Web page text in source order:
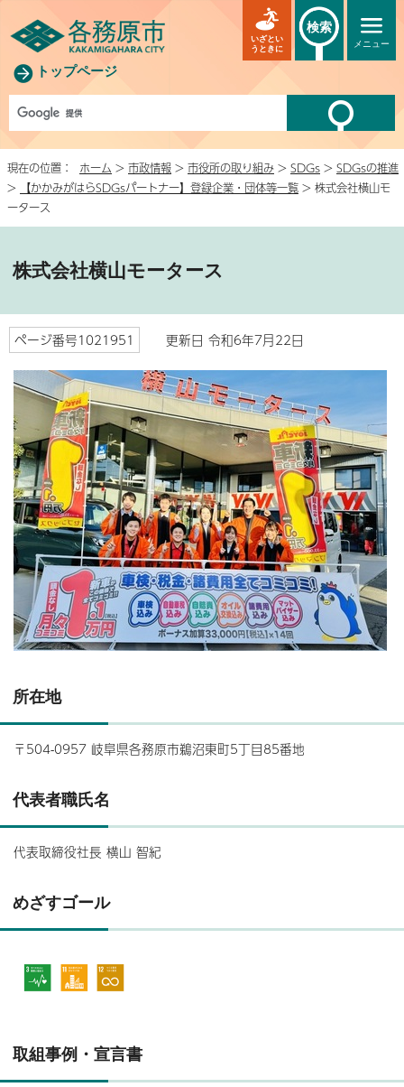
トップページ
メニュー
いざとい
うときに
検索
現在の位置： ホーム > 市政情報 > 市役所の取り組み > SDGs > SDGsの推進
>
【かかみがはらSDGsパートナー】登録企業・団体等一覧 > 株式会社横山モ
ータース
株式会社横山モータース
ページ番号1021951 更新日 令和6年7月22日
所在地
〒504-0957 岐阜県各務原市鵜沼東町5丁目85番地
代表者職氏名
代表取締役社長 横山 智紀
めざすゴール
取組事例・宣言書